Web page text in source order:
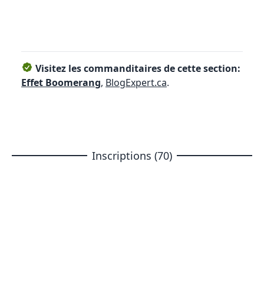
Visitez les commanditaires de cette section:
Effet Boomerang, BlogExpert.ca.
Inscriptions (70)